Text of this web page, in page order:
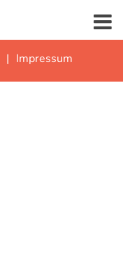
Impressum